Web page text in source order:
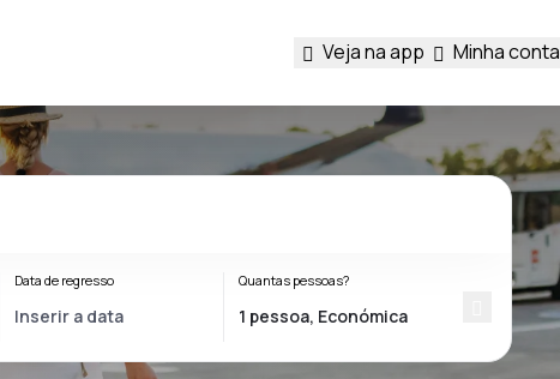
Veja na app Minha conta
Data de regresso Quantas pessoas?